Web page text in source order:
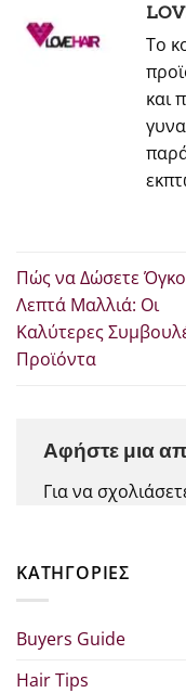
Το
και
Πώς να Δώσετε
Λεπτά Μαλλιά: Οι
Καλύτερες
Προϊόντα
Αφήστε μια
Για να
KΑΤΗΓΟΡΊΕΣ
Buyers Guide
Hair Tips